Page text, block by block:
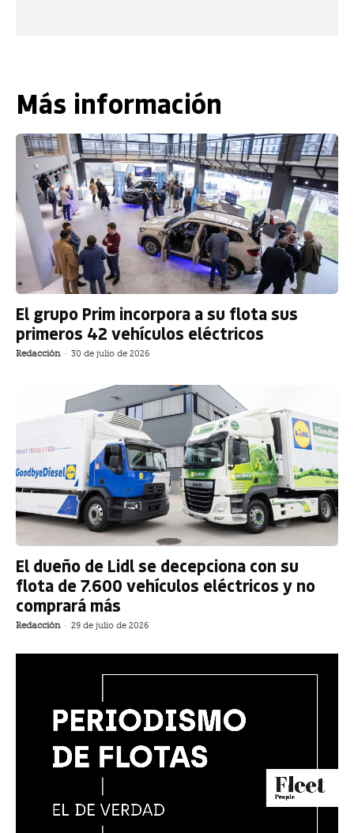
Más información
El grupo Prim incorpora a su flota sus
primeros 42 vehículos eléctricos
Redacción - 30 de julio de 2026
El dueño de Lidl se decepciona con su
flota de 7.600 vehículos eléctricos y no
comprará más
Redacción - 29 de julio de 2026